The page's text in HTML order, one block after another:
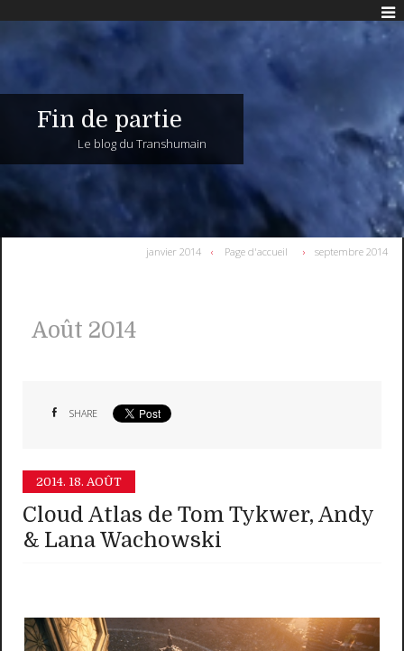
Fin de partie
Le blog du Transhumain
janvier 2014 Page d'accueil septembre 2014
Août 2014
SHARE
2014. 18. AOÛT
Cloud Atlas de Tom Tykwer, Andy
& Lana Wachowski